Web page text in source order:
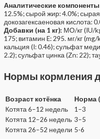
Аналитические компоненты
12.5%; сырой жир: 4.0%;
докозагексаеновая кислота:
Добавки (на 1 кг): МО/кг (IU/
175; витамин E: 295. мг/кг
кальция (I: 0.46); сульфат
2.2); сульфат цинка (Zn: 22);
Нормы кормления
Возраст котёнка
Норма
Котята 6–12 недель
1–3
Котята 12–26 недель 3–5
Котята 26–52 недели 5-6